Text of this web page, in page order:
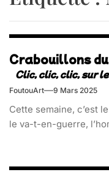
Crabouillons
FoutouArt 9 Mars 2025
Cette semaine, c’est
le va-t-en-guerre,